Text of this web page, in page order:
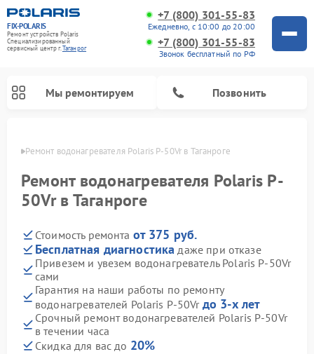
FIX-POLARIS
Ремонт устройств Polaris
Специализированный
cервисный центр г.Таганрог
+7 (800) 301-55-83
Ежедневно, с 10:00 до 20:00
+7 (800) 301-55-83
Звонок бесплатный по РФ
Мы ремонтируем Позвонить
Ремонт водонагревателя Polaris P-50Vr в Таганроге
Ремонт водонагревателя Polaris P-
50Vr в Таганроге
Стоимость ремонта от 375 руб.
Бесплатная диагностика даже при отказе
Привезем и увезем водонагреватель Polaris P-50Vr
сами
Гарантия на наши работы по ремонту
водонагревателей Polaris P-50Vr до 3-х лет
Срочный ремонт водонагревателей Polaris P-50Vr
в течении часа
Скидка для вас до 20%